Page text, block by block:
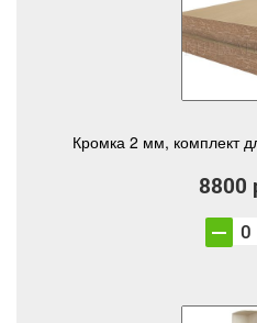
Кромка 2 мм, комплект
8800